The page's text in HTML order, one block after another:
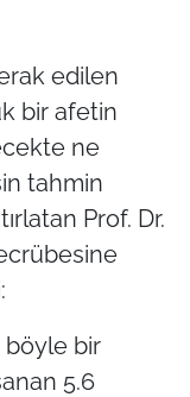
edilen
bir afetin
ne
tahmin
Prof. Dr.
böyle bir
5.6